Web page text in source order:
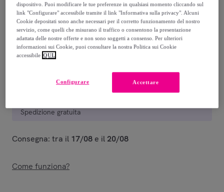
Venduto daEMPRENDIMIENTOS URBANOS
Stanno terminando
Spedizione gratuita
Consegna: tra il 17/08 e il 20/08
Come funziona?
dispositivo. Puoi modificare le tue preferenze in qualsiasi momento cliccando sul
link "Configurare" accessibile tramite il link "Informativa sulla privacy". Alcuni
Cookie depositati sono anche necessari per il corretto funzionamento del nostro
servizio, come quelli che misurano il traffico o consentono la presentazione
adattata delle nostre offerte e non sono soggetti a consenso. Per ulteriori
informazioni sui Cookie, puoi consultare la nostra Politica sui Cookie
accessibile QUI.
Accettare
Configurare